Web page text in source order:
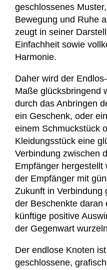
geschlossenes
Bewegung und Ruhe
zeugt in seiner
Einfachheit sowie
Harmonie.
Daher wird der
Maße glücksbringend
durch das Anbringen
ein Geschenk, oder
einem Schmuckstück
Kleidungsstück eine
Verbindung zwischen
Empfänger hergestellt
der Empfänger mit
Zukunft in Verbindung
der Beschenkte daran
künftige positive
der Gegenwart
Der endlose Knoten
geschlossene,